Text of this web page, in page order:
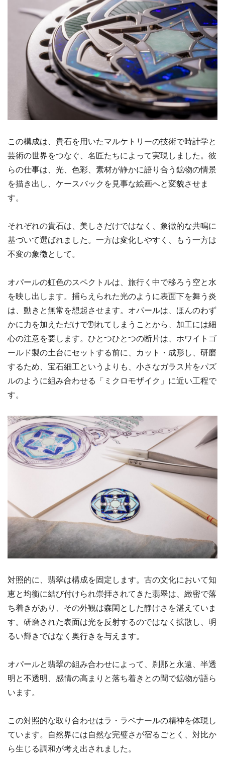
この構成は、貴石を用いたマルケトリーの技術で時計学と
芸術の世界をつなぐ、名匠たちによって実現しました。彼
らの仕事は、光、色彩、素材が静かに語り合う鉱物の情景
を描き出し、ケースバックを見事な絵画へと変貌させま
す。
それぞれの貴石は、美しさだけではなく、象徴的な共鳴に
基づいて選ばれました。一方は変化しやすく、もう一方は
不変の象徴として。
オパールの虹色のスペクトルは、旅行く中で移ろう空と水
を映し出します。捕らえられた光のように表面下を舞う炎
は、動きと無常を想起させます。オパールは、ほんのわず
かに力を加えただけで割れてしまうことから、加工には細
心の注意を要します。ひとつひとつの断片は、ホワイトゴ
ールド製の土台にセットする前に、カット・成形し、研磨
するため、宝石細工というよりも、小さなガラス片をパズ
ルのように組み合わせる「ミクロモザイク」に近い工程で
す。
対照的に、翡翠は構成を固定します。古の文化において知
恵と均衡に結び付けられ崇拝されてきた翡翠は、緻密で落
ち着きがあり、その外観は森閑とした静けさを湛えていま
す。研磨された表面は光を反射するのではなく拡散し、明
るい輝きではなく奥行きを与えます。
オパールと翡翠の組み合わせによって、刹那と永遠、半透
明と不透明、感情の高まりと落ち着きとの間で鉱物が語ら
います。
この対照的な取り合わせはラ・ラベナールの精神を体現し
ています。自然界には自然な完璧さが宿るごとく、対比か
ら生じる調和が考え出されました。